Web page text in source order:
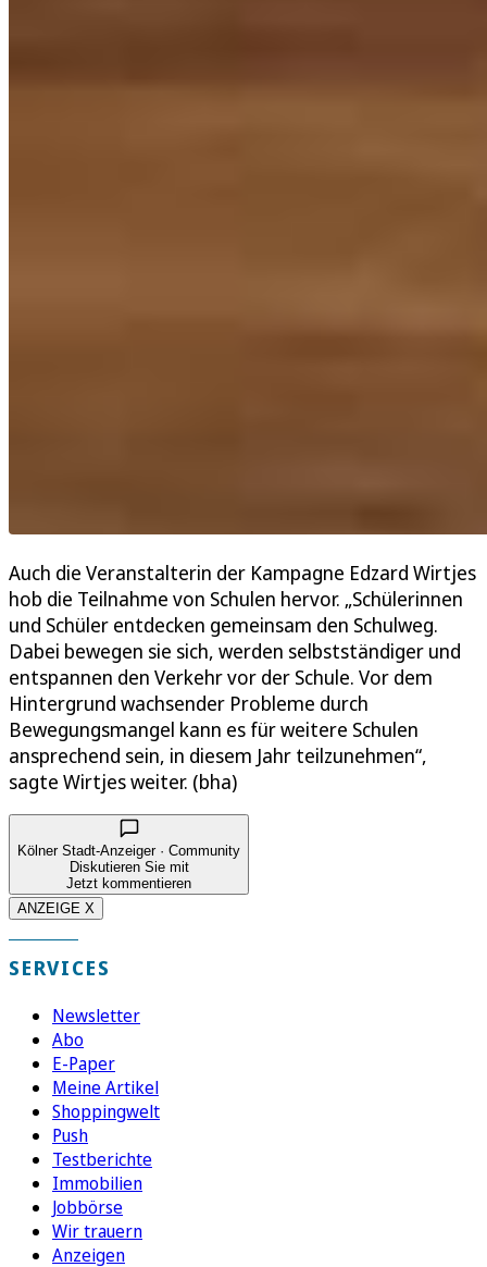
Auch die Veranstalterin der Kampagne Edzard Wirtjes
hob die Teilnahme von Schulen hervor. „Schülerinnen
und Schüler entdecken gemeinsam den Schulweg.
Dabei bewegen sie sich, werden selbstständiger und
entspannen den Verkehr vor der Schule. Vor dem
Hintergrund wachsender Probleme durch
Bewegungsmangel kann es für weitere Schulen
ansprechend sein, in diesem Jahr teilzunehmen“,
sagte Wirtjes weiter. (bha)
Kölner Stadt-Anzeiger · Community
Diskutieren Sie mit
Jetzt kommentieren
ANZEIGE X
SERVICES
Newsletter
Abo
E-Paper
Meine Artikel
Shoppingwelt
Push
Testberichte
Immobilien
Jobbörse
Wir trauern
Anzeigen